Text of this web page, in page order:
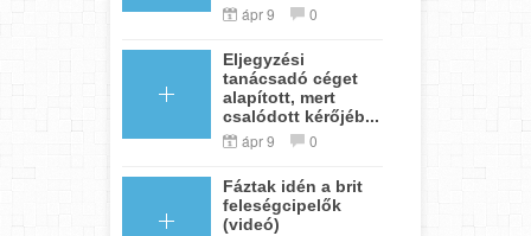
ápr 9 0
Eljegyzési
tanácsadó céget
alapított, mert
csalódott kérőjéb...
ápr 9 0
Fáztak idén a brit
feleségcipelők
(videó)